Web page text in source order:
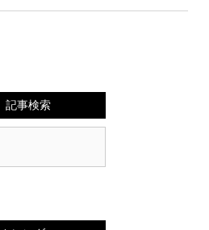
記事検索